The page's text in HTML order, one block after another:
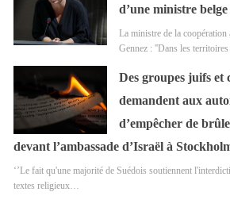
d’une ministre
La ministre de la
Gennez : ''Dans les
Des groupes juifs et
demandent aux
d’empêcher de
devant l’ambassade d’Israël à
‘’Le fait qu'une majorité de Suédois soutiennent
textes religieux…